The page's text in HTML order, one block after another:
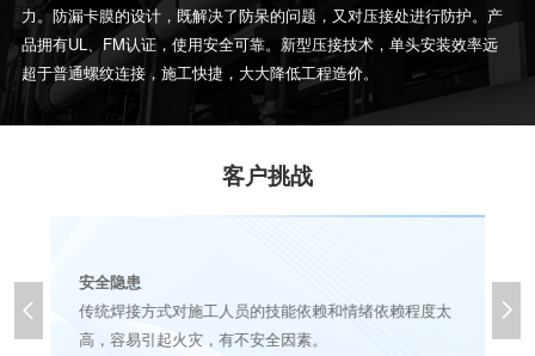
力。防漏卡膜的设计，既解决了防呆的问题，又对压接处进行防护。产
品拥有UL、FM认证，使用安全可靠。新型压接技术，单头安装效率远
超于普通螺纹连接，施工快捷，大大降低工程造价。
客户挑战
安全隐患
传统焊接方式对施工人员的技能依赖和情绪依赖程度太
高，容易引起火灾，有不安全因素。

